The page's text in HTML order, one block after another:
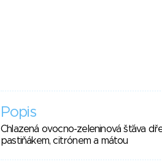
Popis
Chlazená ovocno-zeleninová šťáva
pastiňákem, citrónem a mátou